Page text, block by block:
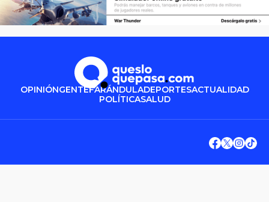
OPINIÓNGENTEFARÁNDULADEPORTESACTUALIDAD
POLÍTICASALUD